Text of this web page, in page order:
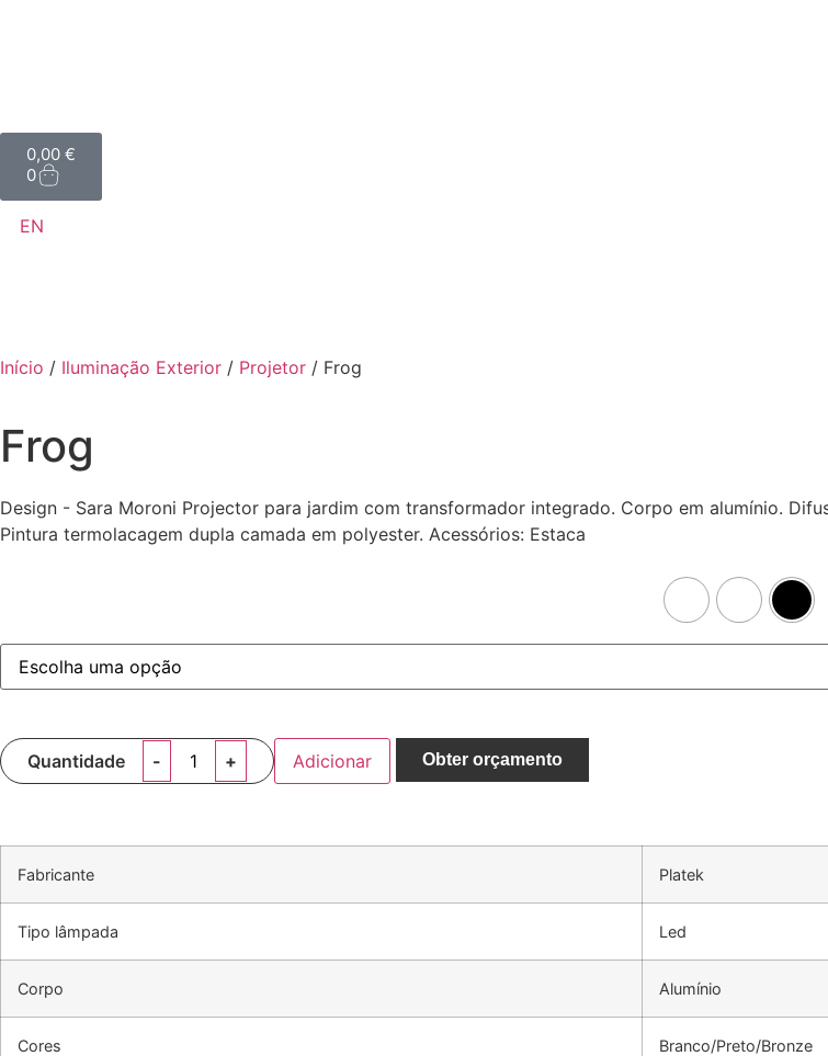
0,00 €
0
EN
Início / Iluminação Exterior / Projetor / Frog
Frog
Design - Sara Moroni Projector para jardim com transformador integrado. Corpo em alumínio.
Pintura termolacagem dupla camada em polyester. Acessórios: Estaca
Quantidade Adicionar Obter orçamento
Fabricante Platek
Tipo lâmpada Led
Corpo Alumínio
Cores Branco/Preto/Bronze